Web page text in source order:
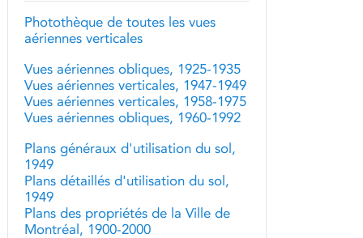
Photothèque de toutes les vues
aériennes verticales
Vues aériennes obliques, 1925-1935
Vues aériennes verticales, 1947-1949
Vues aériennes verticales, 1958-1975
Vues aériennes obliques, 1960-1992
Plans généraux d'utilisation du sol,
1949
Plans détaillés d'utilisation du sol,
1949
Plans des propriétés de la Ville de
Montréal, 1900-2000